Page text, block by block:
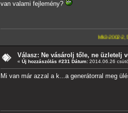
van valami fejlemény?
Mk3-2002-2,5-V6---A4-es
Válasz: Ne vásárolj tőle, ne üzletelj
« Új hozzászólás #231 Dátum: 2014.06.26
Mi van már azzal a k...a generátorral meg